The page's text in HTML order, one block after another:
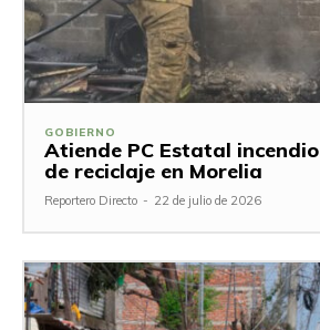
GOBIERNO
Atiende PC Estatal
de reciclaje en Morelia
Reportero Directo - 22 de julio de 2026